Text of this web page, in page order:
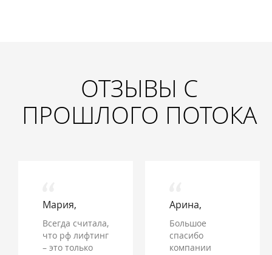
ОТЗЫВЫ С
ПРОШЛОГО ПОТОКА
Мария,
Всегда считала,
что рф лифтинг
– это только
Арина,
Большое
спасибо
компании